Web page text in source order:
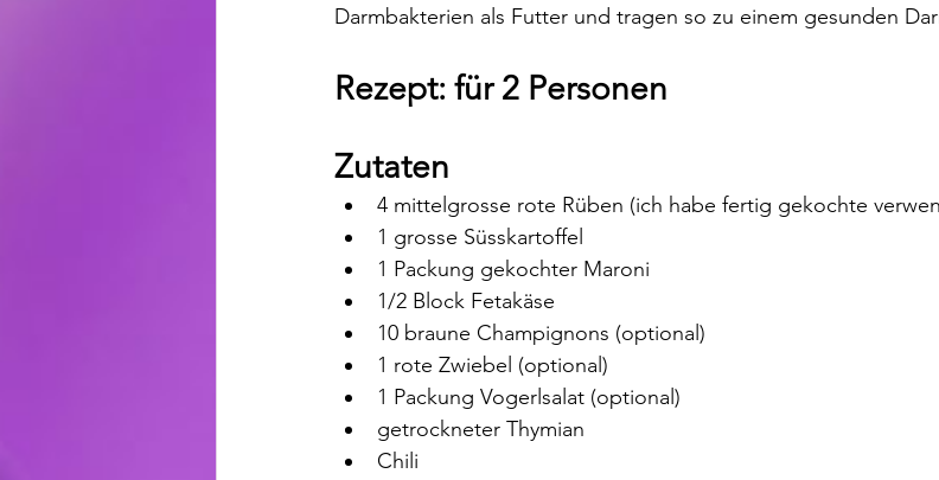
Darmbakterien als Futter und tragen so zu einem gesunden
Rezept: für 2 Personen
Zutaten
4 mittelgrosse rote Rüben (ich habe fertig gekochte
1 grosse Süsskartoffel
1 Packung gekochter Maroni
1/2 Block Fetakäse
10 braune Champignons (optional)
1 rote Zwiebel (optional)
1 Packung Vogerlsalat (optional)
getrockneter Thymian
Chili